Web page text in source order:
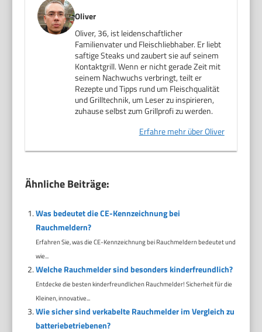
Oliver
Oliver, 36, ist leidenschaftlicher
Familienvater und Fleischliebhaber. Er liebt
saftige Steaks und zaubert sie auf seinem
Kontaktgrill. Wenn er nicht gerade Zeit mit
seinem Nachwuchs verbringt, teilt er
Rezepte und Tipps rund um Fleischqualität
und Grilltechnik, um Leser zu inspirieren,
zuhause selbst zum Grillprofi zu werden.
Erfahre mehr über Oliver
Ähnliche Beiträge:
Was bedeutet die CE-Kennzeichnung bei
Rauchmeldern?
Erfahren Sie, was die CE-Kennzeichnung bei Rauchmeldern bedeutet und
wie...
Welche Rauchmelder sind besonders kinderfreundlich?
Entdecke die besten kinderfreundlichen Rauchmelder! Sicherheit für die
Kleinen, innovative...
Wie sicher sind verkabelte Rauchmelder im Vergleich zu
batteriebetriebenen?